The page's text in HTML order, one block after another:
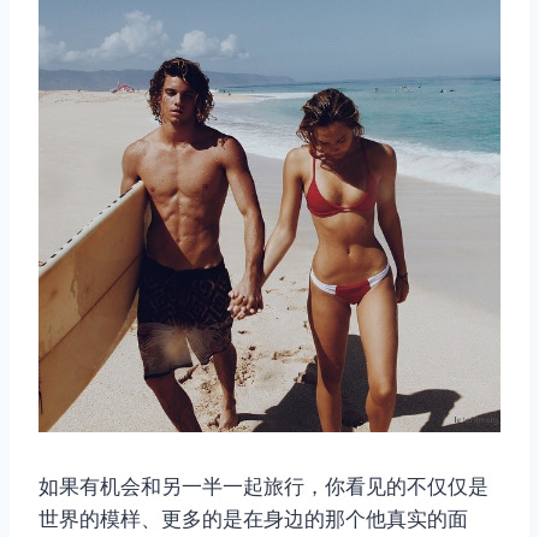
如果有机会和另一半一起旅行，你看见的不仅仅是
世界的模样、更多的是在身边的那个他真实的面